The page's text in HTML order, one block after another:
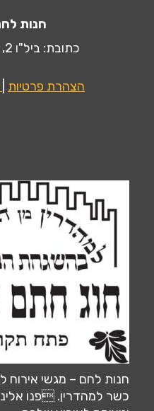
חנות
כתובת: ביל"ו 2, קניון עופר רחובות
הצהרת פרטיות
חנות לחם – מגשי אירוח
כשר למהדרין. פנו